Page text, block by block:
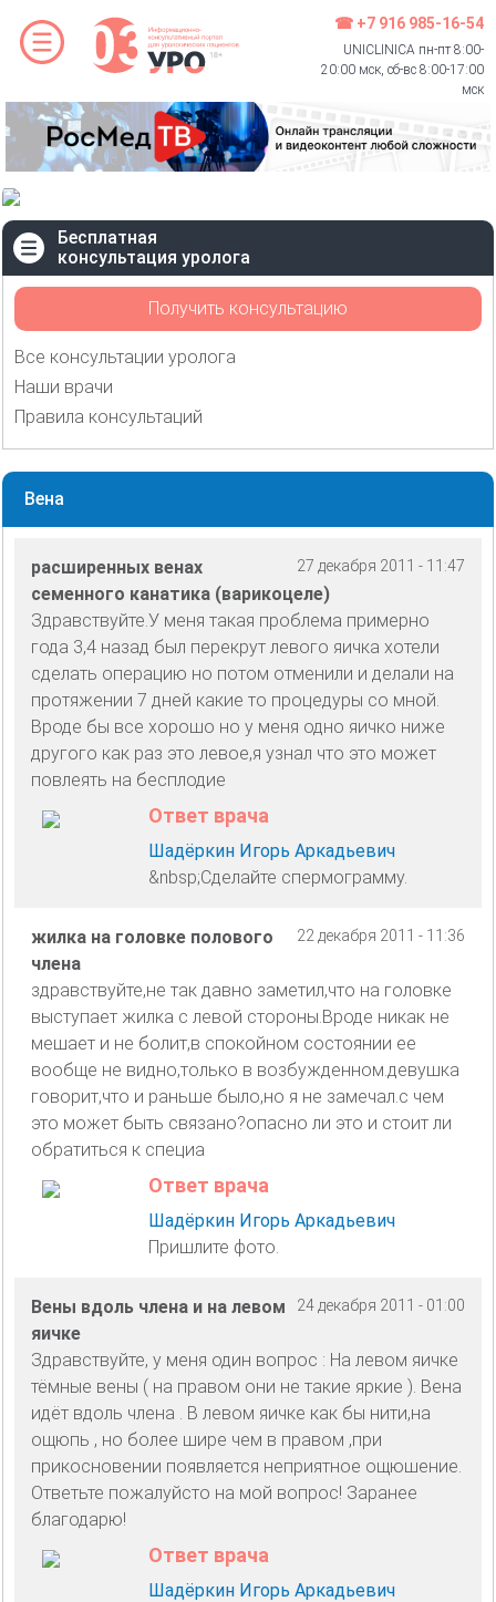
☎ +7 916 985-16-54
UNICLINICA пн-пт 8:00-
20:00 мск, сб-вс 8:00-17:00
мск
Бесплатная
консультация уролога
Получить консультацию
Все консультации уролога
Наши врачи
Правила консультаций
Вена
27 декабря 2011 - 11:47
расширенных венах
семенного канатика (варикоцеле)
Здравствуйте.У меня такая проблема примерно
года 3,4 назад был перекрут левого яичка хотели
сделать операцию но потом отменили и делали на
протяжении 7 дней какие то процедуры со мной.
Вроде бы все хорошо но у меня одно яичко ниже
другого как раз это левое,я узнал что это может
повлеять на бесплодие
Ответ врача
Шадёркин Игорь Аркадьевич
&nbsp;Сделайте спермограмму.
22 декабря 2011 - 11:36
жилка на головке полового
члена
здравствуйте,не так давно заметил,что на головке
выступает жилка с левой стороны.Вроде никак не
мешает и не болит,в спокойном состоянии ее
вообще не видно,только в возбужденном.девушка
говорит,что и раньше было,но я не замечал.с чем
это может быть связано?опасно ли это и стоит ли
обратиться к специа
Ответ врача
Шадёркин Игорь Аркадьевич
Пришлите фото.
24 декабря 2011 - 01:00
Вены вдоль члена и на левом
яичке
Здравствуйте, у меня один вопрос : На левом яичке
тёмные вены ( на правом они не такие яркие ). Вена
идёт вдоль члена . В левом яичке как бы нити,на
ощюпь , но более шире чем в правом ,при
прикосновении появляется неприятное ощюшение.
Ответьте пожалуйсто на мой вопрос! Заранее
благодарю!
Ответ врача
Шадёркин Игорь Аркадьевич